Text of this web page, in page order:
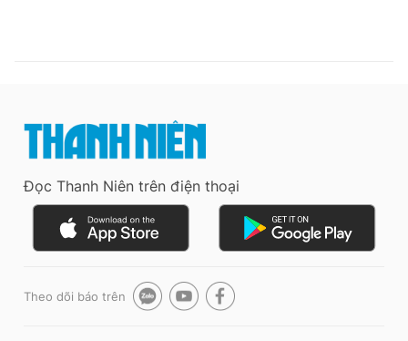
Đọc Thanh Niên trên điện thoại
Theo dõi báo trên